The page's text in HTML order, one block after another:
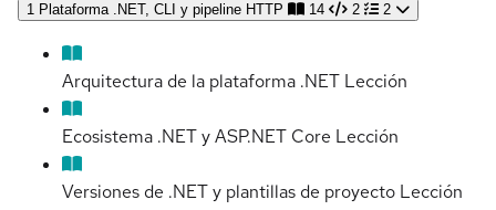
1 Plataforma .NET, CLI y pipeline HTTP 14 2 2
Arquitectura de la plataforma .NET Lección
Ecosistema .NET y ASP.NET Core Lección
Versiones de .NET y plantillas de proyecto Lección